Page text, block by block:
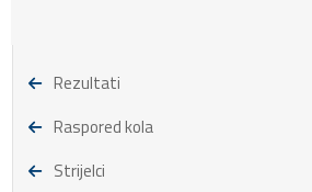
Rezultati
Raspored kola
Strijelci